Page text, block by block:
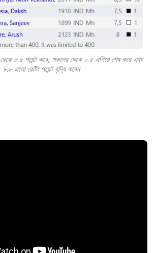
৮.৫ পয়েন্ট করে, সকলের থেকে ০.৫ এগিয়ে শেষ করে এবং
৮.৮ এলো রেটিং পয়েন্ট বৃদ্ধি করেন